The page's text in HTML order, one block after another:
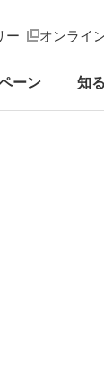
ー オンライ
ーン 知